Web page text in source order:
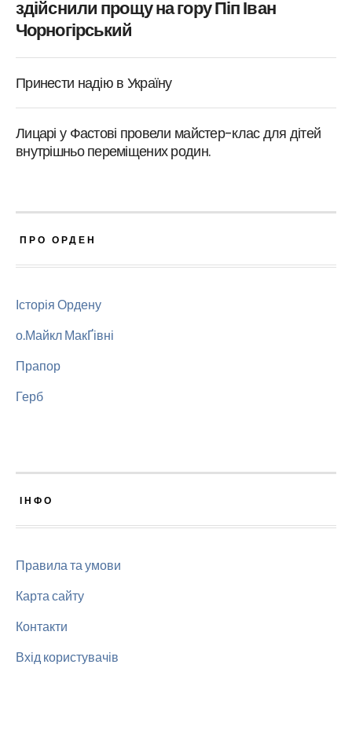
здійснили прощу на гору Піп Іван
Чорногірський
Принести надію в Україну
Лицарі у Фастові провели майстер-клас для дітей
внутрішньо переміщених родин.
ПРО ОРДЕН
Історія Ордену
о.Майкл МакҐівні
Прапор
Герб
ІНФО
Правила та умови
Карта сайту
Контакти
Вхід користувачів